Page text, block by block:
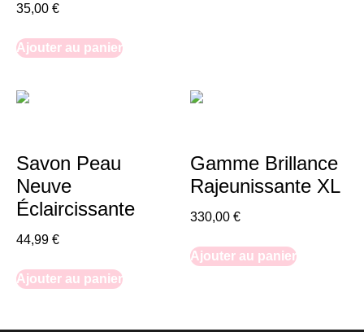
35,00 €
Ajouter au panier
Savon Peau
Neuve
Éclaircissante
44,99 €
Ajouter au panier
Gamme Brillance
Rajeunissante XL
330,00 €
Ajouter au panier